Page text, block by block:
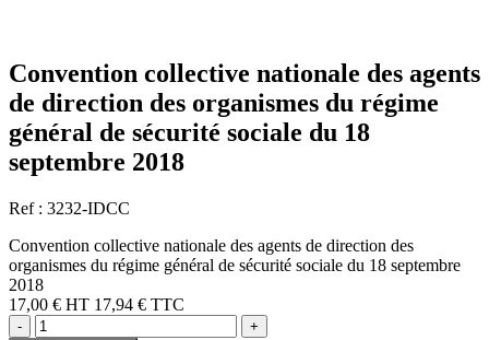
Convention collective nationale des agents
de direction des organismes du régime
général de sécurité sociale du 18
septembre 2018
Ref : 3232-IDCC
Convention collective nationale des agents de direction des
organismes du régime général de sécurité sociale du 18 septembre
2018
17,00 € HT 17,94 € TTC
- +